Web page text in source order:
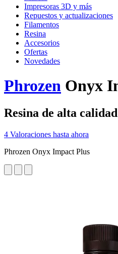
Impresoras 3D y más
Repuestos y actualizaciones
Filamentos
Resina
Accesorios
Ofertas
Novedades
Phrozen Onyx
Resina de alta
4 Valoraciones hasta ahora
Phrozen Onyx Impact Plus